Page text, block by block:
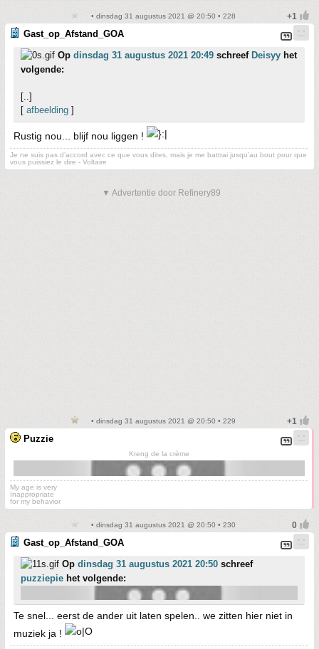
• dinsdag 31 augustus 2021 @ 20:50 • 228
Gast_op_Afstand_GOA
Op dinsdag 31 augustus 2021 20:49 schreef Deisyy het
volgende:
[..]
[ afbeelding ]
Rustig nou... blijf nou liggen !
Je ne suis pas d’accord avec ce que vous dites, mais je me battrai jusqu’au bout pour que
vous puissiez le dire - Voltaire
▼ Advertentie door Refinery89
• dinsdag 31 augustus 2021 @ 20:50 • 229
Puzzie
Kreng de la crème
My age is very
Inappropriate
for my behavior
• dinsdag 31 augustus 2021 @ 20:50 • 230
Gast_op_Afstand_GOA
Op dinsdag 31 augustus 2021 20:50 schreef
puzziepie het volgende:
Te snel... eerst de ander uit laten spelen.. we zitten hier niet in
muziek ja !